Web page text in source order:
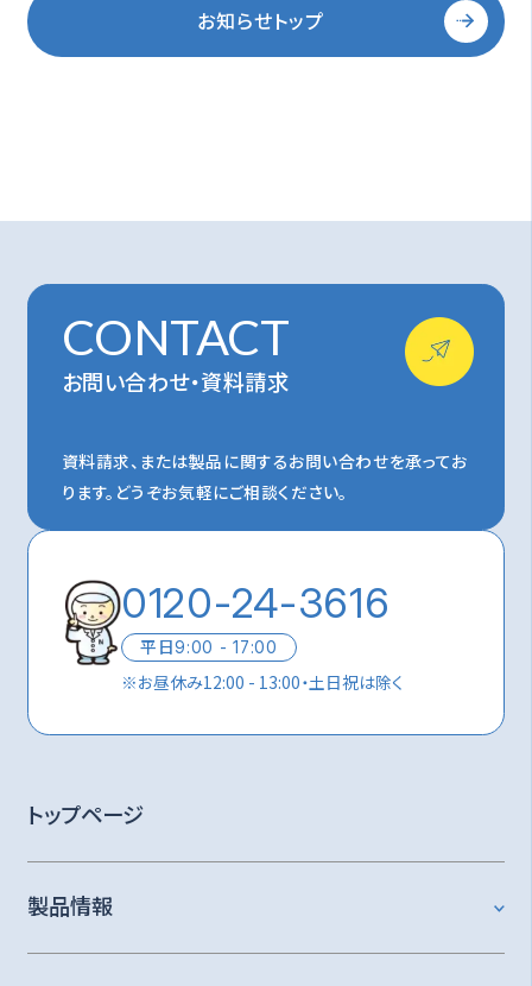
お知らせトップ
CONTACT
お問い合わせ・資料請求
資料請求、または製品に関するお問い合わせを承ってお
ります。 どうぞお気軽にご相談ください。
0120-24-3616
平日9:00 - 17:00
※お昼休み12:00 - 13:00・土日祝は除く
トップページ
製品情報